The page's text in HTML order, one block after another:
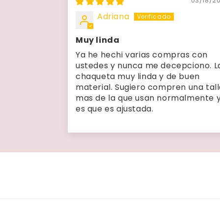
Adriana
Muy linda
Ya he hechi varias compras con
ustedes y nunca me decepciono.
chaqueta muy linda y de buen
material. Sugiero compren una
mas de la que usan normalmente
es que es ajustada.